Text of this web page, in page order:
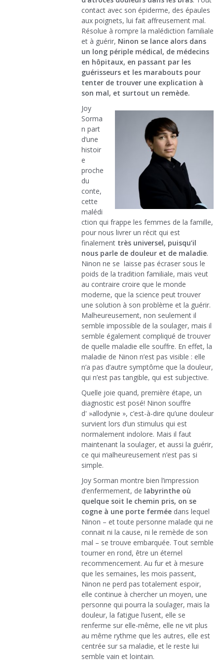
contact avec son épiderme, des épaules
aux poignets, lui fait affreusement mal.
Résolue à rompre la malédiction familiale
et à guérir, Ninon se lance alors dans
un long périple médical, de médecins
en hôpitaux, en passant par les
guérisseurs et les marabouts pour
tenter de trouver une explication à
son mal, et surtout un remède.
Joy
Sorma
n part
d’une
histoir
e
proche
du
conte,
cette
malédi
ction qui frappe les femmes de la famille,
pour nous livrer un récit qui est
finalement très universel, puisqu’il
nous parle de douleur et de maladie.
Ninon ne se laisse pas écraser sous le
poids de la tradition familiale, mais veut
au contraire croire que le monde
moderne, que la science peut trouver
une solution à son problème et la guérir.
Malheureusement, non seulement il
semble impossible de la soulager, mais il
semble également compliqué de trouver
de quelle maladie elle souffre. En effet, la
maladie de Ninon n’est pas visible : elle
n’a pas d’autre symptôme que la douleur,
qui n’est pas tangible, qui est subjective.
Quelle joie quand, première étape, un
diagnostic est posé! Ninon souffre
d' »allodynie », c’est-à-dire qu’une douleur
survient lors d’un stimulus qui est
normalement indolore. Mais il faut
maintenant la soulager, et aussi la guérir,
ce qui malheureusement n’est pas si
simple.
Joy Sorman montre bien l’impression
d’enfermement, de labyrinthe où
quelque soit le chemin pris, on se
cogne à une porte fermée dans lequel
Ninon – et toute personne malade qui ne
connait ni la cause, ni le remède de son
mal – se trouve embarquée. Tout semble
tourner en rond, être un éternel
recommencement. Au fur et à mesure
que les semaines, les mois passent,
Ninon ne perd pas totalement espoir,
elle continue à chercher un moyen, une
personne qui pourra la soulager, mais la
douleur, la fatigue l’usent, elle se
renferme sur elle-même, elle ne vit plus
au même rythme que les autres, elle est
centrée sur sa maladie, et le reste lui
semble vain et lointain.